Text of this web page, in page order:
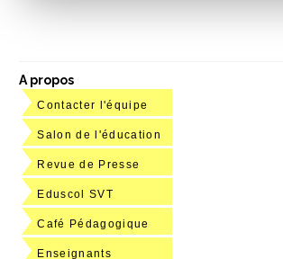
A propos
Contacter l'équipe
Salon de l'éducation
Revue de Presse
Eduscol SVT
Café Pédagogique
Enseignants